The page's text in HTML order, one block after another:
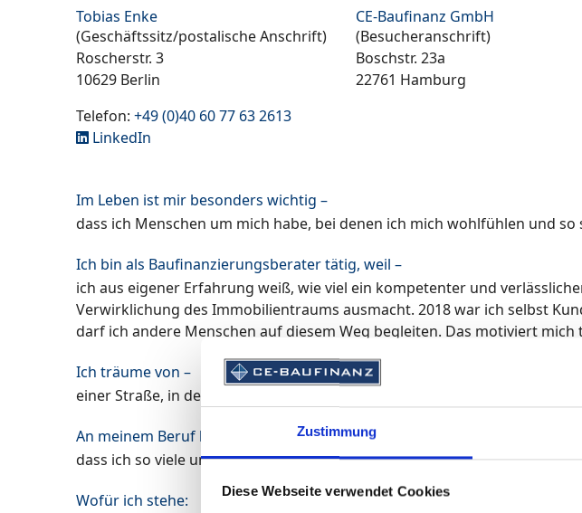
Zustimmung
Diese Webseite verwendet Cookies
Tobias Enke
(Geschäftssitz/postalische Anschrift)
Roscherstr. 3
10629 Berlin
CE-Baufinanz GmbH
(Besucheranschrift)
Boschstr. 23a
22761 Hamburg
Telefon: +49 (0)40 60 77 63 2613
LinkedIn
Im Leben ist mir besonders wichtig –
dass ich Menschen um mich habe, bei denen ich mich wohlfühlen und so
Ich bin als Baufinanzierungsberater tätig, weil –
ich aus eigener Erfahrung weiß, wie viel ein kompetenter und
Verwirklichung des Immobilientraums ausmacht. 2018 war ich selbst
darf ich andere Menschen auf diesem Weg begleiten. Das motiviert mich
Ich träume von –
einer Straße, in der meine Familie und meine Freunde meine Nachbarn
An meinem Beruf liebe ich –
dass ich so viele unterschiedliche Menschen treffe
Wofür ich stehe: